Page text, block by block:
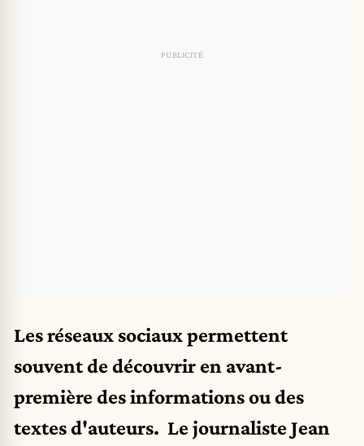
Les réseaux sociaux permettent
souvent de découvrir en avant-
première des informations ou des
textes d'auteurs. Le journaliste Jean